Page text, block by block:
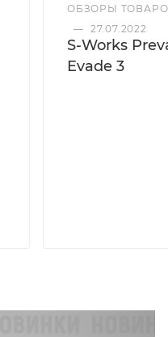
ОБЗОРЫ
— 27.07.2022
S-Works
Evade 3